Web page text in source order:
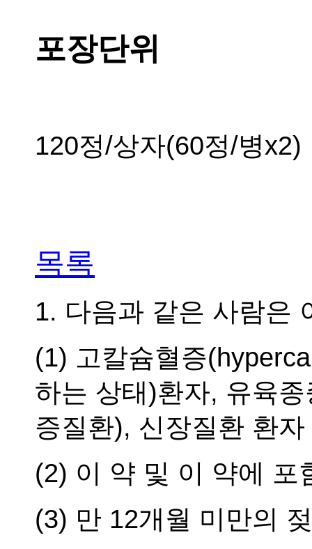
포장단위
120정/상자(60정/병x2)
목록
1. 다음과 같은 사람은
(1) 고칼슘혈증
하는 상태)환자, 유육
증질환), 신장질환 환자
(2) 이 약 및 이 약에 포
(3) 만 12개월 미만의